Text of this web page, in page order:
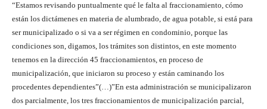
“Estamos revisando puntualmente qué le falta al fraccionamiento, cómo
están los dictámenes en materia de alumbrado, de agua potable, si está para
ser municipalizado o si va a ser régimen en condominio, porque las
condiciones son, digamos, los trámites son distintos, en este momento
tenemos en la dirección 45 fraccionamientos, en proceso de
municipalización, que iniciaron su proceso y están caminando los
procedentes dependientes”(…)”En esta administración se municipalizaron
dos parcialmente, los tres fraccionamientos de municipalización parcial,